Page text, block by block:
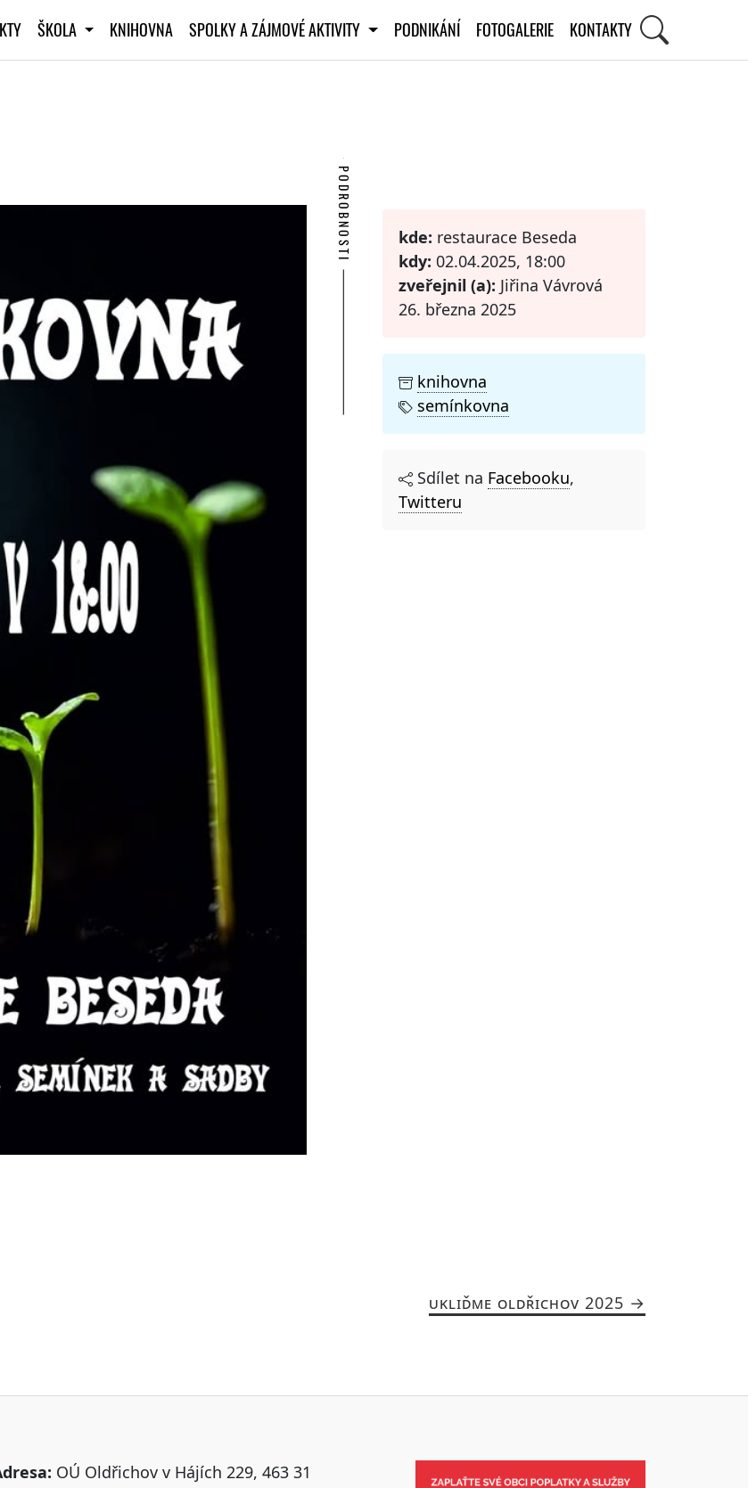
ŠKOLA KNIHOVNA SPOLKY A ZÁJMOVÉ AKTIVITY PODNIKÁNÍ FOTOGALERIE KONTAKTY
PODROBNOSTI kde: restaurace Beseda
kdy: 02.04.2025, 18:00
zveřejnil (a): Jiřina Vávrová
26. března 2025
knihovna
semínkovna
Sdílet na Facebooku,
Twitteru
UKLIĎME OLDŘICHOV 2025
OÚ Oldřichov v Hájích 229, 463 31